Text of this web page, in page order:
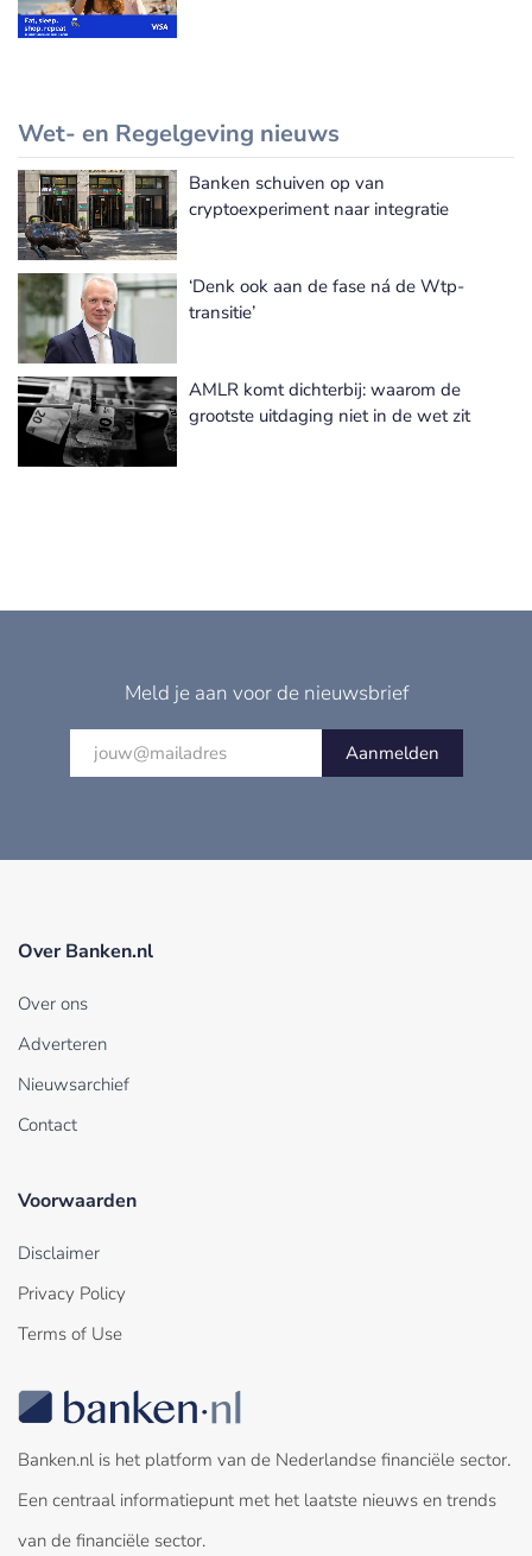
Wet- en Regelgeving nieuws
Meer Wet- en Regelgeving nieuws
Banken schuiven op van
cryptoexperiment naar integratie
‘Denk ook aan de fase ná de Wtp-
transitie’
AMLR komt dichterbij: waarom de
grootste uitdaging niet in de wet zit
Meld je aan voor de nieuwsbrief
Aanmelden
Over Banken.nl
Over ons
Adverteren
Nieuwsarchief
Contact
Voorwaarden
Disclaimer
Privacy Policy
Terms of Use
Banken.nl is het platform van de Nederlandse financiële sector.
Een centraal informatiepunt met het laatste nieuws en trends
van de financiële sector.